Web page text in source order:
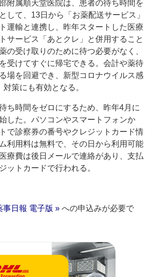
附属順天堂医院は、患者の待ち時間を
して、13日から「お薬配送サービス」
運輸と連携し、昨年スタートした医療
サービス「あとクレ」と併用すること
の受け取りのために待つ必要がなく、
受けてすぐに帰宅できる。会計や薬待
場を回避でき、新型コロナウイルス感
策にも有効となる。
ち時間をゼロにするため、昨年4月に
した。パソコンやスマートフォンか
で診察券の番号やクレジットカード情
利用料は無料で、その日から利用可能
療費は後日メールで連絡があり、支払
ットカードで行われる。
事日報 電子版 » への申込みが必要で